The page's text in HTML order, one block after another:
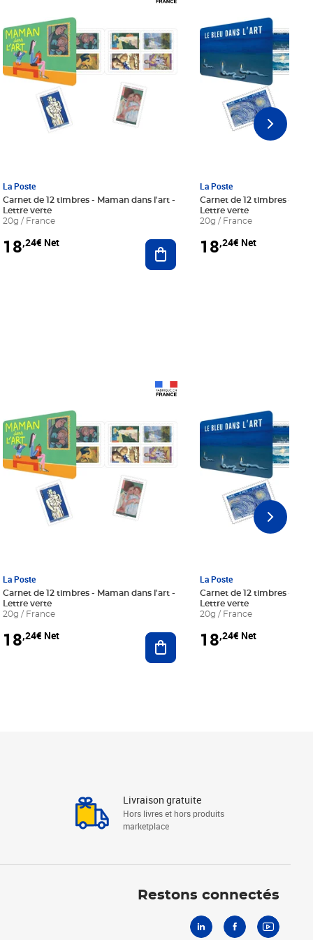
au panier
La Poste
Carnet de 12 timbres - Maman dans l'art -
Lettre verte
20g / France
18,24€ Net Ajouter au panier
La Poste
Carnet de 12 timbres - Le
Lettre verte
20g / France
18,24€ Net
au panier
La Poste
Carnet de 12 timbres - Maman dans l'art -
Lettre verte
20g / France
18,24€ Net Ajouter au panier
La Poste
Carnet de 12 timbres - Le
Lettre verte
20g / France
18,24€ Net
Livraison gratuite
Hors livres et hors produits
marketplace
Restons connectés